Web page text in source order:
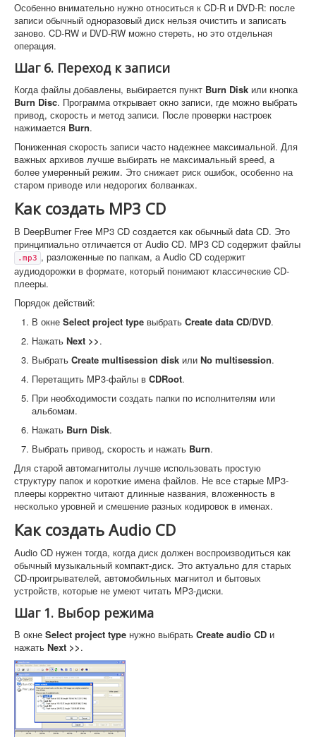
Особенно внимательно нужно относиться к CD-R и DVD-R: после
записи обычный одноразовый диск нельзя очистить и записать
заново. CD-RW и DVD-RW можно стереть, но это отдельная
операция.
Шаг 6. Переход к записи
Когда файлы добавлены, выбирается пункт Burn Disk или кнопка
Burn Disc. Программа открывает окно записи, где можно выбрать
привод, скорость и метод записи. После проверки настроек
нажимается Burn.
Пониженная скорость записи часто надежнее максимальной. Для
важных архивов лучше выбирать не максимальный speed, а
более умеренный режим. Это снижает риск ошибок, особенно на
старом приводе или недорогих болванках.
Как создать MP3 CD
В DeepBurner Free MP3 CD создается как обычный data CD. Это
принципиально отличается от Audio CD. MP3 CD содержит файлы
.mp3 , разложенные по папкам, а Audio CD содержит
аудиодорожки в формате, который понимают классические CD-
плееры.
Порядок действий:
В окне Select project type выбрать Create data CD/DVD.
Нажать Next >>.
Выбрать Create multisession disk или No multisession.
Перетащить MP3-файлы в CDRoot.
При необходимости создать папки по исполнителям или
альбомам.
Нажать Burn Disk.
Выбрать привод, скорость и нажать Burn.
Для старой автомагнитолы лучше использовать простую
структуру папок и короткие имена файлов. Не все старые MP3-
плееры корректно читают длинные названия, вложенность в
несколько уровней и смешение разных кодировок в именах.
Как создать Audio CD
Audio CD нужен тогда, когда диск должен воспроизводиться как
обычный музыкальный компакт-диск. Это актуально для старых
CD-проигрывателей, автомобильных магнитол и бытовых
устройств, которые не умеют читать MP3-диски.
Шаг 1. Выбор режима
В окне Select project type нужно выбрать Create audio CD и
нажать Next >>.